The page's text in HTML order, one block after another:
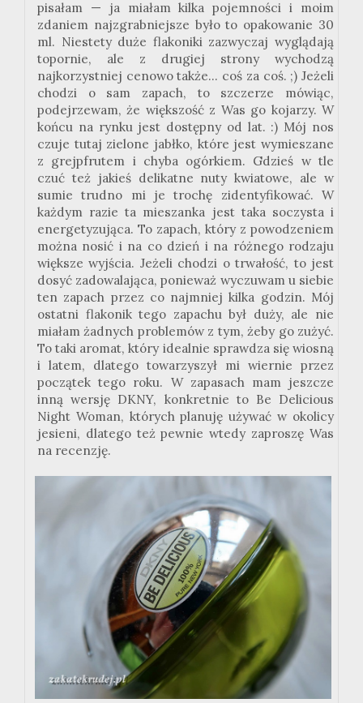
pisałam — ja miałam kilka pojemności i moim
zdaniem najzgrabniejsze było to opakowanie 30
ml. Niestety duże flakoniki zazwyczaj wyglądają
topornie, ale z drugiej strony wychodzą
najkorzystniej cenowo także... coś za coś. ;) Jeżeli
chodzi o sam zapach, to szczerze mówiąc,
podejrzewam, że większość z Was go kojarzy. W
końcu na rynku jest dostępny od lat. :) Mój nos
czuje tutaj zielone jabłko, które jest wymieszane
z grejpfrutem i chyba ogórkiem. Gdzieś w tle
czuć też jakieś delikatne nuty kwiatowe, ale w
sumie trudno mi je trochę zidentyfikować. W
każdym razie ta mieszanka jest taka soczysta i
energetyzująca. To zapach, który z powodzeniem
można nosić i na co dzień i na różnego rodzaju
większe wyjścia. Jeżeli chodzi o trwałość, to jest
dosyć zadowalająca, ponieważ wyczuwam u siebie
ten zapach przez co najmniej kilka godzin. Mój
ostatni flakonik tego zapachu był duży, ale nie
miałam żadnych problemów z tym, żeby go zużyć.
To taki aromat, który idealnie sprawdza się wiosną
i latem, dlatego towarzyszył mi wiernie przez
początek tego roku. W zapasach mam jeszcze
inną wersję DKNY, konkretnie to Be Delicious
Night Woman, których planuję używać w okolicy
jesieni, dlatego też pewnie wtedy zaproszę Was
na recenzję.